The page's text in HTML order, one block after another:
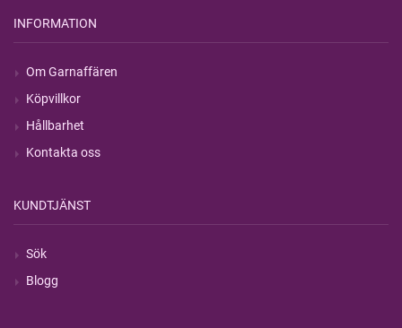
INFORMATION
Om Garnaffären
Köpvillkor
Hållbarhet
Kontakta oss
KUNDTJÄNST
Sök
Blogg